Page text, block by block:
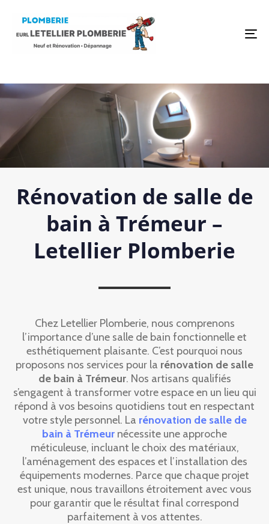
Rénovation de salle de
bain à Trémeur –
Letellier Plomberie
Chez Letellier Plomberie, nous comprenons
l’importance d’une salle de bain fonctionnelle et
esthétiquement plaisante. C’est pourquoi nous
proposons nos services pour la rénovation de salle
de bain à Trémeur. Nos artisans qualifiés
s’engagent à transformer votre espace en un lieu qui
répond à vos besoins quotidiens tout en respectant
votre style personnel. La rénovation de salle de
bain à Trémeur nécessite une approche
méticuleuse, incluant le choix des matériaux,
l’aménagement des espaces et l’installation des
équipements modernes. Parce que chaque projet
est unique, nous travaillons étroitement avec vous
pour garantir que le résultat final correspond
parfaitement à vos attentes.